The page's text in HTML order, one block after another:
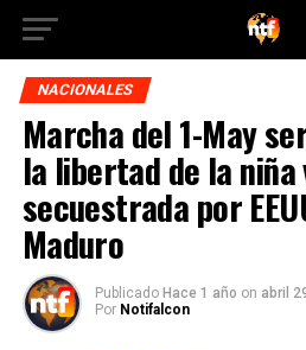
NACIONALES
Marcha del 1-May
la libertad de la niña
secuestrada por
Maduro
Publicado Hace 1 año on abril
Por Notifalcon